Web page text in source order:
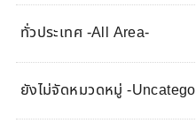
ทั่วประเทศ -All Area-
ยังไม่จัดหมวดหมู่ -